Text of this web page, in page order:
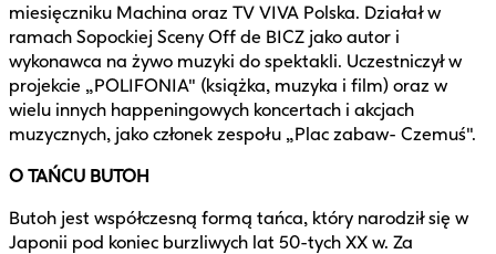
miesięczniku Machina oraz TV VIVA Polska. Działał w
ramach Sopockiej Sceny Off de BICZ jako autor i
wykonawca na żywo muzyki do spektakli. Uczestniczył w
projekcie „POLIFONIA" (książka, muzyka i film) oraz w
wielu innych happeningowych koncertach i akcjach
muzycznych, jako członek zespołu „Plac zabaw- Czemuś".
O TAŃCU BUTOH
Butoh jest współczesną formą tańca, który narodził się w
Japonii pod koniec burzliwych lat 50-tych XX w. Za